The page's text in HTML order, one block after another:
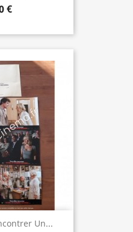
€
Un...